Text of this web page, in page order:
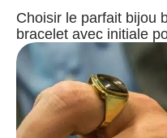
Choisir le parfait bijou
bracelet avec initiale